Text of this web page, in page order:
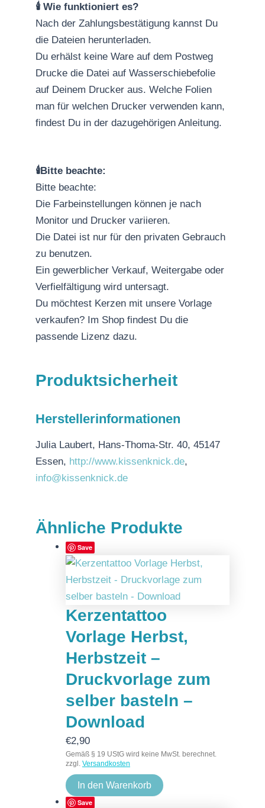
🕯️ Wie funktioniert es?
Nach der Zahlungsbestätigung kannst Du
die Dateien herunterladen.
Du erhälst keine Ware auf dem Postweg
Drucke die Datei auf Wasserschiebefolie
auf Deinem Drucker aus. Welche Folien
man für welchen Drucker verwenden kann,
findest Du in der dazugehörigen Anleitung.
🕯️Bitte beachte:
Bitte beachte:
Die Farbeinstellungen können je nach
Monitor und Drucker variieren.
Die Datei ist nur für den privaten Gebrauch
zu benutzen.
Ein gewerblicher Verkauf, Weitergabe oder
Verfielfältigung wird untersagt.
Du möchtest Kerzen mit unsere Vorlage
verkaufen? Im Shop findest Du die
passende Lizenz dazu.
Produktsicherheit
Herstellerinformationen
Julia Laubert, Hans-Thoma-Str. 40, 45147
Essen, http://www.kissenknick.de,
info@kissenknick.de
Ähnliche Produkte
Save
Kerzentattoo
Vorlage Herbst,
Herbstzeit –
Druckvorlage zum
selber basteln –
Download
€2,90
Gemäß § 19 UStG wird keine MwSt. berechnet.
zzgl. Versandkosten
In den Warenkorb
Save